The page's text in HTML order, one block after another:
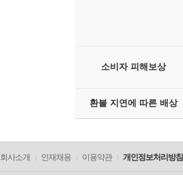
소비자 피해보상
환불 지연에 따른 배상
회사소개 인재채용 이용약관 개인정보처리방침